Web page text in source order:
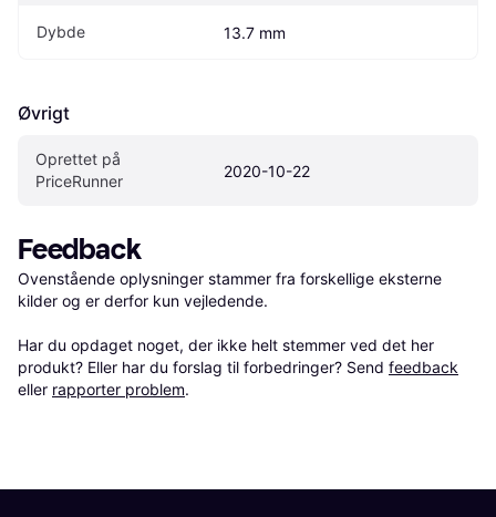
Dybde 13.7 mm
Øvrigt
Oprettet på
PriceRunner
2020-10-22
Feedback
Ovenstående oplysninger stammer fra forskellige eksterne
kilder og er derfor kun vejledende.
Har du opdaget noget, der ikke helt stemmer ved det her
produkt? Eller har du forslag til forbedringer? Send feedback
eller rapporter problem.